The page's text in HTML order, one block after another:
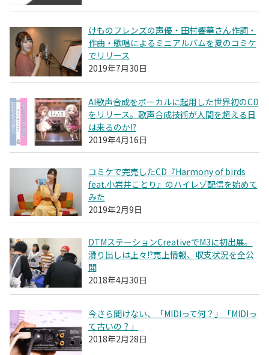
けものフレンズの声優・田村響華さん作詞・
作曲・歌唱によるミニアルバムを夏のコミケ
でリリース
2019年7月30日
AI歌声合成をボーカルに起用した世界初のCD
をリリース。歌声合成技術が人間を超える日
は来るのか!?
2019年4月16日
コミケで完売したCD『Harmony of birds
feat.小岩井ことり』のハイレゾ配信を始めて
みた
2019年2月9日
DTMステーションCreativeでM3に初出展。
滑り出しは上々!?売上情報、収支状況を全公
開
2018年4月30日
今さら聞けない、「MIDIって何？」「MIDIっ
て古いの？」
2018年2月28日